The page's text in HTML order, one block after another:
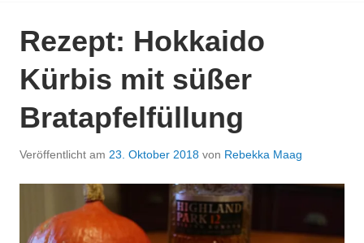
Rezept: Hokkaido
Kürbis mit süßer
Bratapfelfüllung
Veröffentlicht am 23. Oktober 2018 von Rebekka Maag